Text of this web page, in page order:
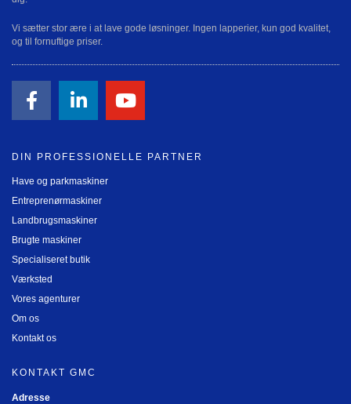
Vi sætter stor ære i at lave gode løsninger. Ingen lapperier, kun god kvalitet,
og til fornuftige priser.
DIN PROFESSIONELLE PARTNER
Have og parkmaskiner
Entreprenørmaskiner
Landbrugsmaskiner
Brugte maskiner
Specialiseret butik
Værksted
Vores agenturer
Om os
Kontakt os
KONTAKT GMC
Adresse